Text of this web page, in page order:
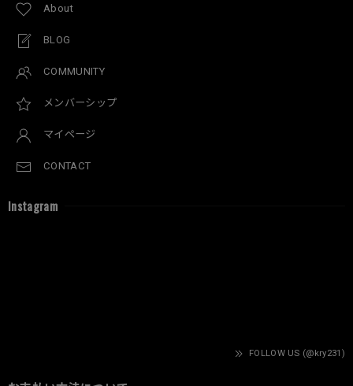
About
BLOG
COMMUNITY
メンバーシップ
マイページ
CONTACT
Instagram
FOLLOW US (@kry231)